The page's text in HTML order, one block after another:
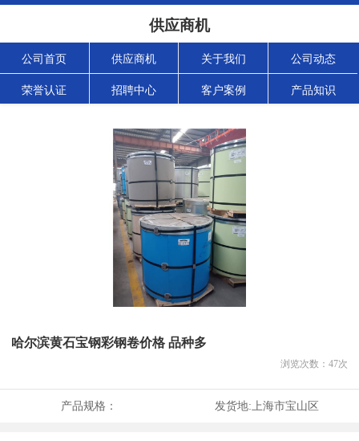
供应商机
公司首页 供应商机 关于我们 公司动态
荣誉认证 招聘中心 客户案例 产品知识
哈尔滨黄石宝钢彩钢卷价格 品种多
浏览次数： 47次
产品规格： 发货地: 上海市宝山区